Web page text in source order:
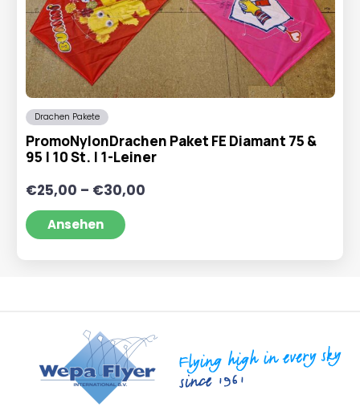
Drachen Pakete
PromoNylonDrachen Paket FE Diamant 75 &
95 | 10 St. | 1-Leiner
€25,00 – €30,00Preisspanne:
Ansehen